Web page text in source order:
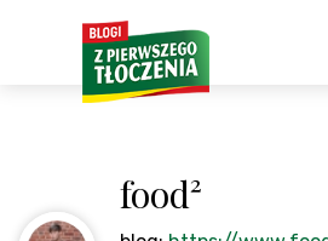
food²